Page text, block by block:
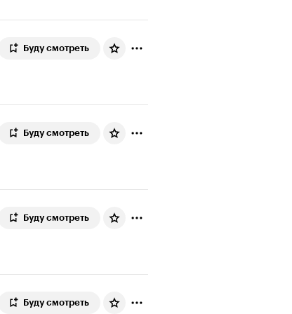
Буду смотреть
Буду смотреть
Буду смотреть
Буду смотреть